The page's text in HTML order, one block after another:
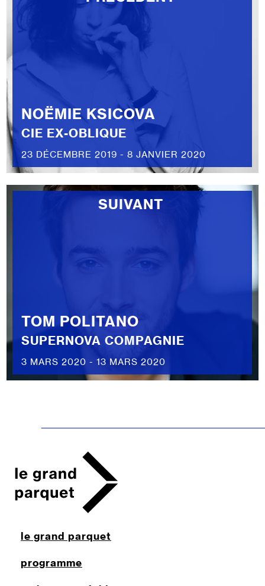
NOËMIE KSICOVA
CIE EX-OBLIQUE
23 DÉCEMBRE 2019 - 8 JANVIER 2020
SUIVANT
TOM POLITANO
SUPERNOVA COMPAGNIE
3 MARS 2020 - 13 MARS 2020
le grand parquet
programme